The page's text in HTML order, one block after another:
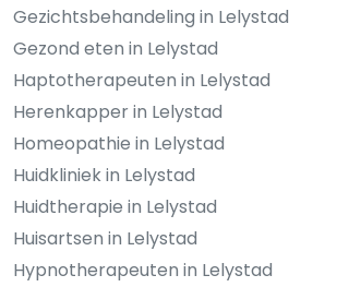
Gezichtsbehandeling in Lelystad
Gezond eten in Lelystad
Haptotherapeuten in Lelystad
Herenkapper in Lelystad
Homeopathie in Lelystad
Huidkliniek in Lelystad
Huidtherapie in Lelystad
Huisartsen in Lelystad
Hypnotherapeuten in Lelystad